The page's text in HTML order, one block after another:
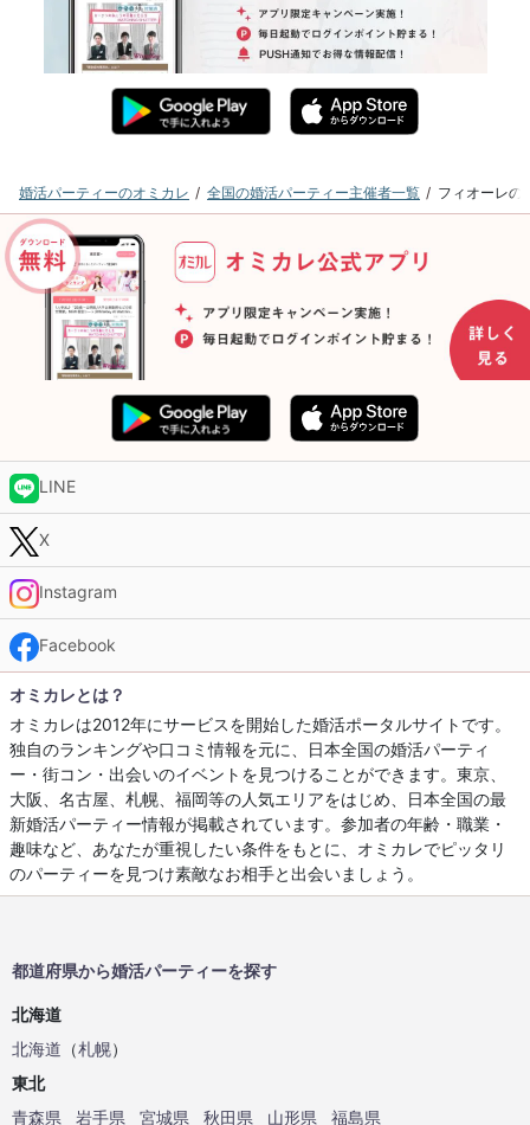
婚活パーティーのオミカレ 全国の婚活パーティー主催者一覧 フィオーレの
LINE
X
Instagram
Facebook
オミカレとは？
オミカレは2012年にサービスを開始した婚活ポータルサイトです。
独自のランキングや口コミ情報を元に、日本全国の婚活パーティ
ー・街コン・出会いのイベントを見つけることができます。東京、
大阪、名古屋、札幌、福岡等の人気エリアをはじめ、日本全国の最
新婚活パーティー情報が掲載されています。参加者の年齢・職業・
趣味など、あなたが重視したい条件をもとに、オミカレでピッタリ
のパーティーを見つけ素敵なお相手と出会いましょう。
都道府県から婚活パーティーを探す
北海道
北海道 （札幌）
東北
青森県
岩手県 宮城県 秋田県 山形県 福島県